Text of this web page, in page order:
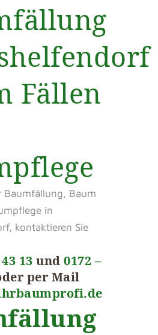
Fällen
Baumfällung, Baum
in
kontaktieren Sie
13 und 0172 –
per Mail